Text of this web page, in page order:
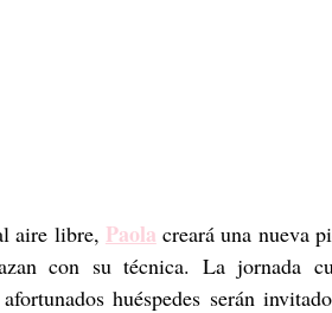
aire libre, Paola creará una nueva
con su técnica. La jornada
huéspedes serán